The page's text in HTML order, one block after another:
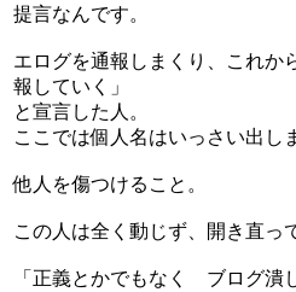
提言なんです。
エログを通報しまくり、これか
報していく」
と宣言した人。
ここでは個人名はいっさい出し
他人を傷つけること。
この人は全く動じず、開き直っ
「正義とかでもなく ブログ潰